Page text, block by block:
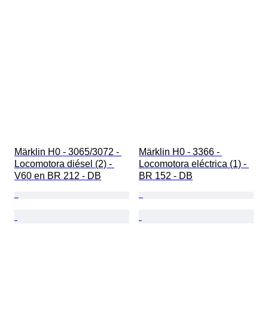
Märklin H0 - 3065/3072 -
Locomotora diésel (2) -
V60 en BR 212 - DB
Märklin H0 - 3366 -
Locomotora eléctrica (1) -
BR 152 - DB